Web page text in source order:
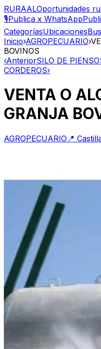
RURAALOportunidades
🎙️Publica x WhatsApp
CategoríasUbicaciones
Inicio›AGROPECUARIO›
BOVINOS
‹AnteriorSILO DE PIENSO
CORDEROS›
VENTA O
GRANJA
AGROPECUARIO 📍